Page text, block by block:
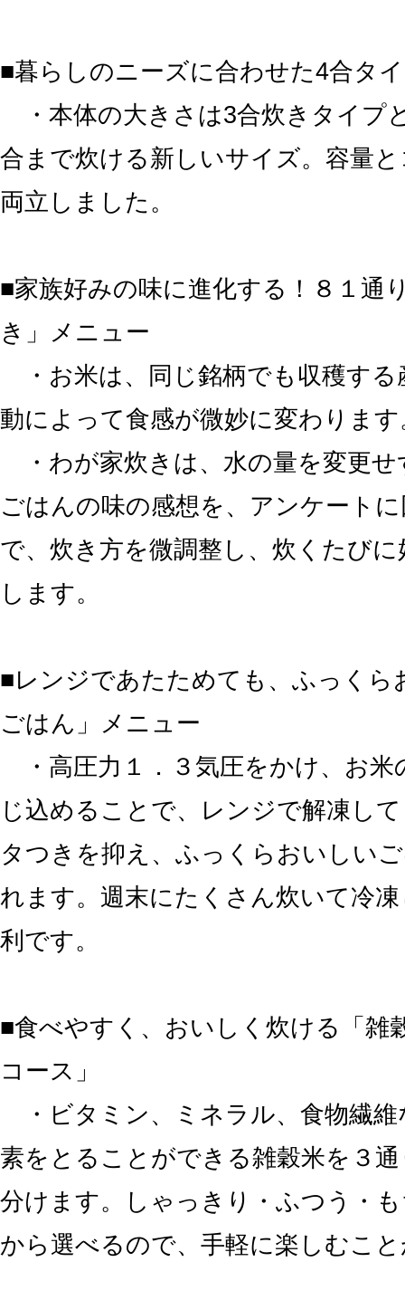
■暮らしのニーズに合わせた4合タ
・本体の大きさは3合炊きタイプ
合まで炊ける新しいサイズ。容量
両立しました。
■家族好みの味に進化する！８１通
き」メニュー
・お米は、同じ銘柄でも収穫する
動によって食感が微妙に変わります
・わが家炊きは、水の量を変更せ
ごはんの味の感想を、アンケート
で、炊き方を微調整し、炊くたび
します。
■レンジであたためても、ふっくら
ごはん」メニュー
・高圧力１．３気圧をかけ、お米
じ込めることで、レンジで解凍し
タつきを抑え、ふっくらおいしい
れます。週末にたくさん炊いて冷
利です。
■食べやすく、おいしく炊ける「雑
コース」
・ビタミン、ミネラル、食物繊維
素をとることができる雑穀米を３
分けます。しゃっきり・ふつう・
から選べるので、手軽に楽しむこ